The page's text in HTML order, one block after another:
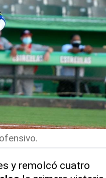
y remolcó cuatro